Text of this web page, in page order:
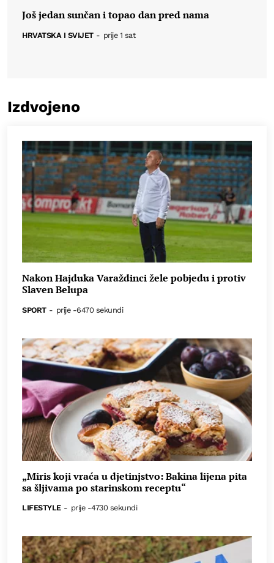
Još jedan sunčan i topao dan pred nama
HRVATSKA I SVIJET - prije 1 sat
Izdvojeno
Nakon Hajduka Varaždinci žele pobjedu i protiv
Slaven Belupa
SPORT - prije -6470 sekundi
„Miris koji vraća u djetinjstvo: Bakina lijena pita
sa šljivama po starinskom receptu“
LIFESTYLE - prije -4730 sekundi